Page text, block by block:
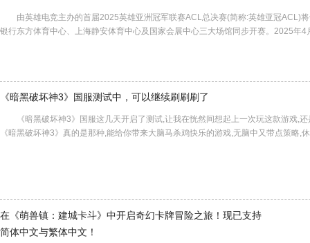
由英雄电竞主办的首届2025英雄亚洲冠军联赛ACL总决赛(简称:英雄亚冠ACL)
银行东方体育中心、上海静安体育中心及国家会展中心三大场馆同步开赛。2025年
《暗黑破坏神3》国服测试中，可以继续刷刷刷了
《暗黑破坏神3》国服这几天开启了测试,让我在恍然间想起上一次玩这款游戏
《暗黑破坏神3》真的是那种,能给你带来大脑马杀鸡快乐的游戏,无脑中又带点策
在《萌兽镇：建城卡斗》中开启奇幻卡牌冒险之旅！现已支持
简体中文与繁体中文！